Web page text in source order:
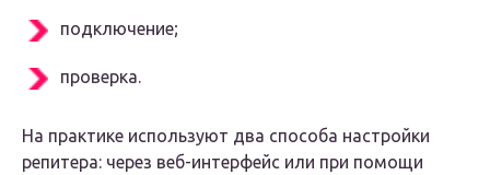
подключение;
проверка.
На практике используют два способа настройки
репитера: через веб-интерфейс или при помощи